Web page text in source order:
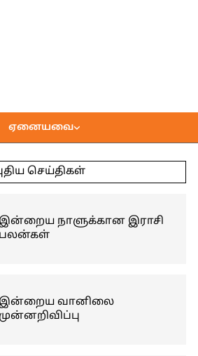
ஏனையவை
செய்திகள்
நாளுக்கான இராசி
பலன்கள்
வானிலை
முன்னறிவிப்பு